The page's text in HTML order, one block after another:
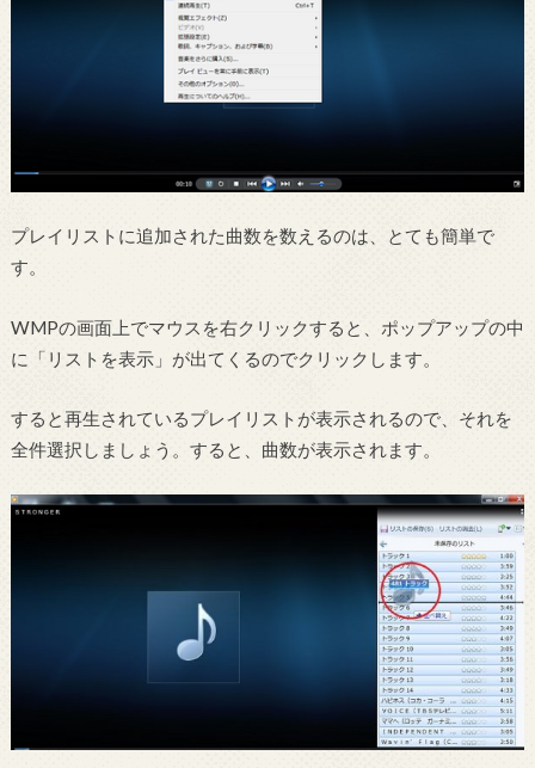
プレイリストに追加された曲数を数えるのは、とても簡単で
す。
WMPの画面上でマウスを右クリックすると、ポップアップの中
に「リストを表示」が出てくるのでクリックします。
すると再生されているプレイリストが表示されるので、それを
全件選択しましょう。すると、曲数が表示されます。